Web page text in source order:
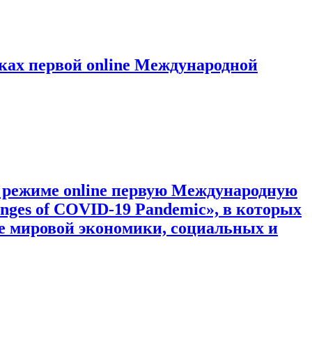
первой online Международной
online первую Международную
of COVID-19 Pandemic», в которых
мировой экономики, социальных и